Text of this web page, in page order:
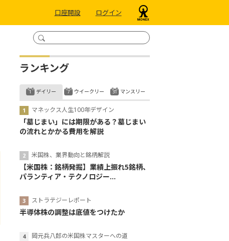
口座開設 ログイン
ランキング
デイリー
マネックス人生100年デザイン
「墓じまい」には期限がある？墓じまい
の流れとかかる費用を解説
米国株、業界動向と銘柄解説
【米国株：銘柄発掘】業績上振れ5銘柄、
パランティア・テクノロジー...
ストラテジーレポート
半導体株の調整は底値をつけたか
岡元兵八郎の米国株マスターへの道
ウイークリー マンスリー